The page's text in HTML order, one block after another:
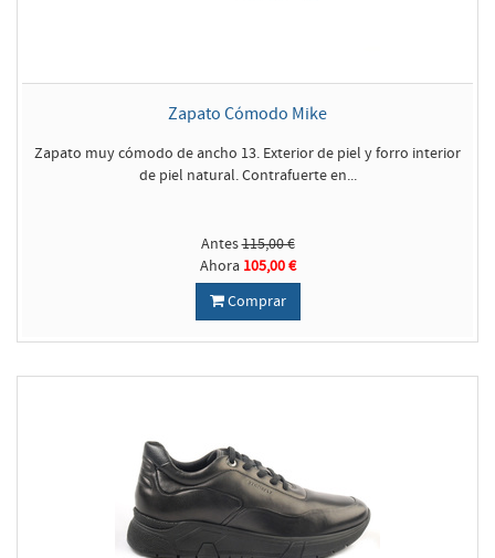
Zapato Cómodo Mike
Zapato muy cómodo de ancho 13. Exterior de piel y forro interior
de piel natural. Contrafuerte en...
Antes115,00 €
Ahora 105,00 €
Comprar